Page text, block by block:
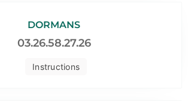
Instructions
DORMANS
03.26.58.27.26